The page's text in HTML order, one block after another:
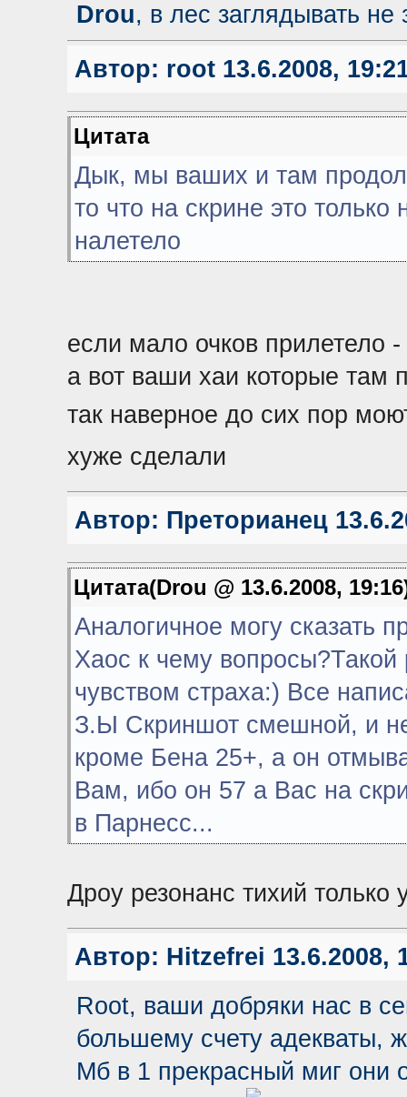
Drou, в лес заглядывать не
Автор: root13.6.2008,
Цитата
Дык, мы ваших и там
то что на скрине это
налетело
если мало очков прилетело
а вот ваши хаи которые там
так наверное до сих пор
хуже сделали
Автор: Преторианец
Цитата(Drou @ 13.6.2008,
Аналогичное могу сказать
Хаос к чему
чувством страха:) Все
З.Ы Скриншот смешной, и
кроме Бена 25+, а он
Вам, ибо он 57 а Вас на
в Парнесс...
Дроу резонанс тихий
Автор: Hitzefrei 13.6.2008,
Root, ваши добряки нас в
большему счету адекваты,
Мб в 1 прекрасный миг